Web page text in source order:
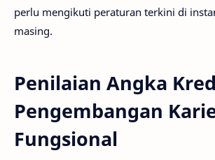
perlu mengikuti peraturan terkini di
masing.
Penilaian Angka
Pengembangan
Fungsional